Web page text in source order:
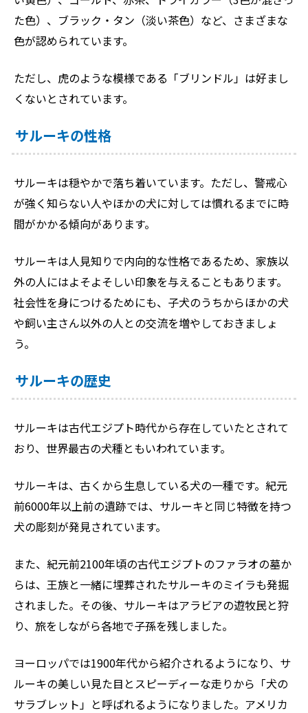
た色）、ブラック・タン（淡い茶色）など、さまざまな
色が認められています。
ただし、虎のような模様である「ブリンドル」は好まし
くないとされています。
サルーキの性格
サルーキは穏やかで落ち着いています。ただし、警戒心
が強く知らない人やほかの犬に対しては慣れるまでに時
間がかかる傾向があります。
サルーキは人見知りで内向的な性格であるため、家族以
外の人にはよそよそしい印象を与えることもあります。
社会性を身につけるためにも、子犬のうちからほかの犬
や飼い主さん以外の人との交流を増やしておきましょ
う。
サルーキの歴史
サルーキは古代エジプト時代から存在していたとされて
おり、世界最古の犬種ともいわれています。
サルーキは、古くから生息している犬の一種です。紀元
前6000年以上前の遺跡では、サルーキと同じ特徴を持つ
犬の彫刻が発見されています。
また、紀元前2100年頃の古代エジプトのファラオの墓か
らは、王族と一緒に埋葬されたサルーキのミイラも発掘
されました。その後、サルーキはアラビアの遊牧民と狩
り、旅をしながら各地で子孫を残しました。
ヨーロッパでは1900年代から紹介されるようになり、サ
ルーキの美しい見た目とスピーディーな走りから「犬の
サラブレット」と呼ばれるようになりました。アメリカ